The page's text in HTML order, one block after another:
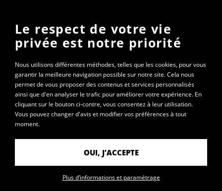
PARTENAIRES
Données personnelles Plan du site
Le respect de votre vie
privée est notre priorité
Nous utilisons différentes méthodes, telles que les cookies, pour vous
garantir la meilleure navigation possible sur notre site. Cela nous
permet de vous proposer des contenus et services personnalisés
ainsi que d'en analyser le trafic pour améliorer votre expérience. En
cliquant sur le bouton ci-contre, vous consentez à leur utilisation.
Vous pouvez changer d'avis et modifier vos préférences à tout
moment.
OUI, J’ACCEPTE
Plus d’informations et paramétrage